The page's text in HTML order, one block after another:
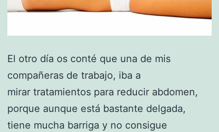
El otro día os conté que una de mis
compañeras de trabajo, iba a
mirar tratamientos para reducir abdomen,
porque aunque está bastante delgada,
tiene mucha barriga y no consigue